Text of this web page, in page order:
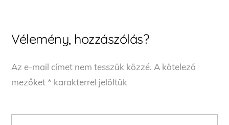
Vélemény, hozzászólás?
Az e-mail címet nem tesszük közzé. A kötelező
mezőket* karakterrel jelöltük